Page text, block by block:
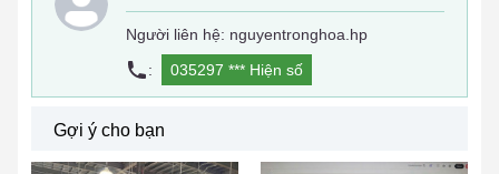
Người liên hệ: nguyentronghoa.hp
:
035297 *** Hiện số
Gợi ý cho bạn